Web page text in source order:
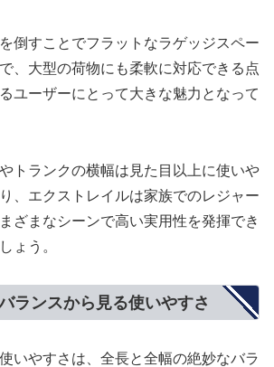
倒すことでフラットなラゲッジスペー
、大型の荷物にも柔軟に対応できる点
ユーザーにとって大きな魅力となって
トランクの横幅は見た目以上に使いや
、エクストレイルは家族でのレジャー
ざまなシーンで高い実用性を発揮でき
ょう。
ランスから見る使いやすさ
いやすさは、全長と全幅の絶妙なバラ